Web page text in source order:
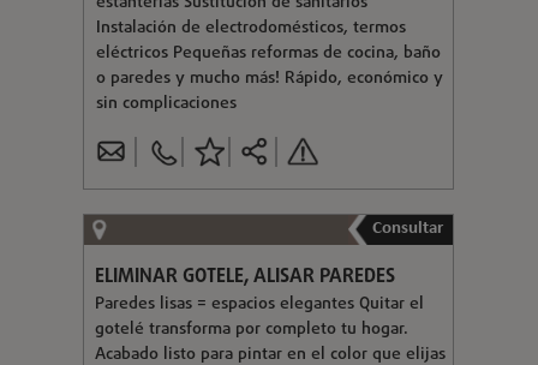
Instalación de electrodomésticos, termos
eléctricos Pequeñas reformas de cocina, baño
o paredes y mucho más! Rápido, económico y
sin complicaciones
Consultar
ELIMINAR GOTELE, ALISAR PAREDES
Paredes lisas = espacios elegantes Quitar el
gotelé transforma por completo tu hogar.
Acabado listo para pintar en el color que elijas